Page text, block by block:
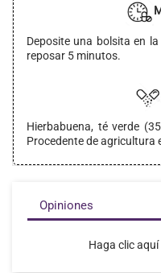
Deposite una bolsita en
reposar 5 minutos.
Hierbabuena, té verde
Procedente de agricultura
Opiniones
Haga clic